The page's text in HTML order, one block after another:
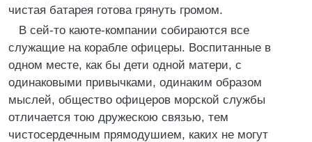
чистая батарея готова грянуть громом.
В сей-то каюте-компании собираются все
служащие на корабле офицеры. Воспитанные в
одном месте, как бы дети одной матери, с
одинаковыми привычками, одинаким образом
мыслей, общество офицеров морской службы
отличается тою дружескою связью, тем
чистосердечным прямодушием, каких не могут